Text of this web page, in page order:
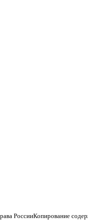
РоссииКопирование